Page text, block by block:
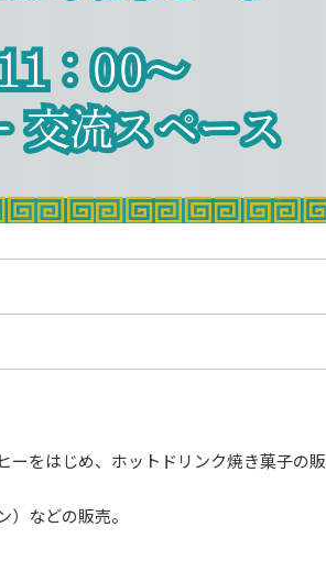
ーをはじめ、ホットドリンク焼き菓子の販
などの販売。